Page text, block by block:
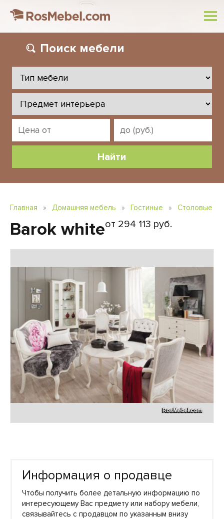
Поиск мебели
Главная » Домашняя мебель » Гостиные » Столовые
Barok whiteот 294 113 руб.
Информация о продавце
Чтобы получить более детальную информацию по
интересующему Вас предмету или набору мебели,
связывайтесь с продавцом по указанным внизу